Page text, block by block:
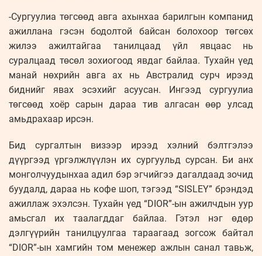
-Сургуулиа төгсөөд авга ахынхаа барилгын компанид
ажиллана гэсэн бодолтой байсан болохоор төгсөх
жилээ ажилтайгаа танилцаад үйл явцаас нь
суралцаад төсөл зохиогоод явдаг байлаа. Тухайн үед
манай нөхрийн авга ах нь Австралид сурч ирээд
биднийг явах эсэхийг асуусан. Ингээд сургуулиа
төгсөөд хоёр сарын дараа тив алгасан өөр улсад
амьдрахаар ирсэн.
Бид сургалтын визээр ирээд хэлний бэлтгэлээ
дүүргээд үргэлжлүүлэн их сургуульд сурсан. Би анх
монголчуудынхаа адил бэр эгчийгээ дагалдаад зочид
буудалд, дараа нь кофе шоп, тэгээд “SISLEY” брэндэд
ажиллаж эхэлсэн. Тухайн үед “DIOR”-ын ажилчдын уур
амьсгал их таалагддаг байлаа. Гэтэл нэг өдөр
дэлгүүрийн танилцуулгаа тараагаад зогсож байтал
“DIOR”-ын хамгийн том менежер ажлын санал тавьж,